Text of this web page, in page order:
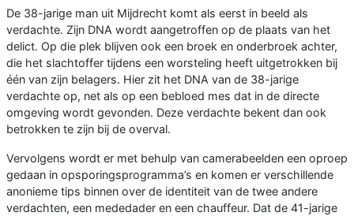
De 38-jarige man uit Mijdrecht komt als eerst in beeld als
verdachte. Zijn DNA wordt aangetroffen op de plaats van het
delict. Op die plek blijven ook een broek en onderbroek achter,
die het slachtoffer tijdens een worsteling heeft uitgetrokken bij
één van zijn belagers. Hier zit het DNA van de 38-jarige
verdachte op, net als op een bebloed mes dat in de directe
omgeving wordt gevonden. Deze verdachte bekent dan ook
betrokken te zijn bij de overval.
Vervolgens wordt er met behulp van camerabeelden een oproep
gedaan in opsporingsprogramma’s en komen er verschillende
anonieme tips binnen over de identiteit van de twee andere
verdachten, een mededader en een chauffeur. Dat de 41-jarige